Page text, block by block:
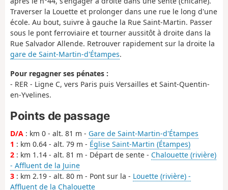
Traverser la Louette et prolonger dans une rue le long d'une
école. Au bout, suivre à gauche la Rue Saint-Martin. Passer
sous le pont ferroviaire et tourner aussitôt à droite dans la
Rue Salvador Allende. Retrouver rapidement sur la droite la
gare de Saint-Martin-d'Étampes.
Pour regagner ses pénates :
- RER - Ligne C, vers Paris puis Versailles et Saint-Quentin-
en-Yvelines.
Points de passage
D/A : km 0 - alt. 81 m - Gare de Saint-Martin-d'Étampes
1 : km 0.64 - alt. 79 m - Église Saint-Martin (Étampes)
2 : km 1.14 - alt. 81 m - Départ de sente - Chalouette (rivière)
- Affluent de la Juine
3 : km 2.19 - alt. 80 m - Pont sur la - Louette (rivière) -
Affluent de la Chalouette